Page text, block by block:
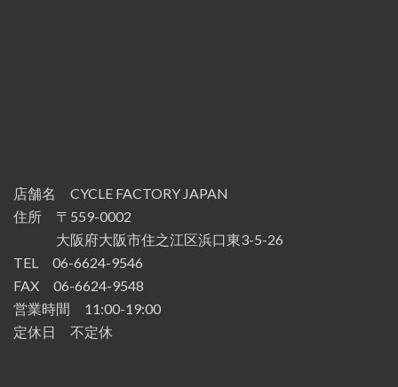
店舗名 CYCLE FACTORY JAPAN
住所 〒559-0002
大阪府大阪市住之江区浜口東3-5-26
TEL 06-6624-9546
FAX 06-6624-9548
営業時間 11:00-19:00
定休日 不定休